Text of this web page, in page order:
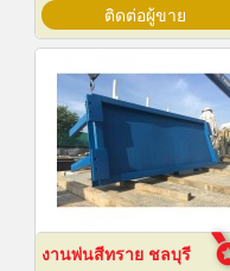
ติดต่อผู้ขาย
งานพ่นสีทราย ชลบุรี